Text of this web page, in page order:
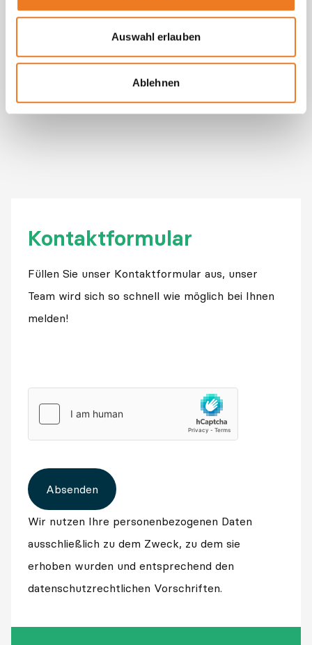
Auswahl erlauben
Ablehnen
Vierteljahrhundert auf gegenseitigem Vertrauen und
Kontaktformular
Füllen Sie unser Kontaktformular aus, unser
Team wird sich so schnell wie möglich bei Ihnen
melden!
Absenden
Wir nutzen Ihre personenbezogenen Daten
ausschließlich zu dem Zweck, zu dem sie
erhoben wurden und entsprechend den
datenschutzrechtlichen Vorschriften.